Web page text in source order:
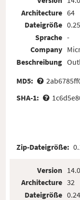
Architecture
Dateigröße
Sprache
Company
Beschreibung
64
-
MD5:
SHA-1:
Zip-Dateigröße:
Version
Architecture
Dateigröße
32